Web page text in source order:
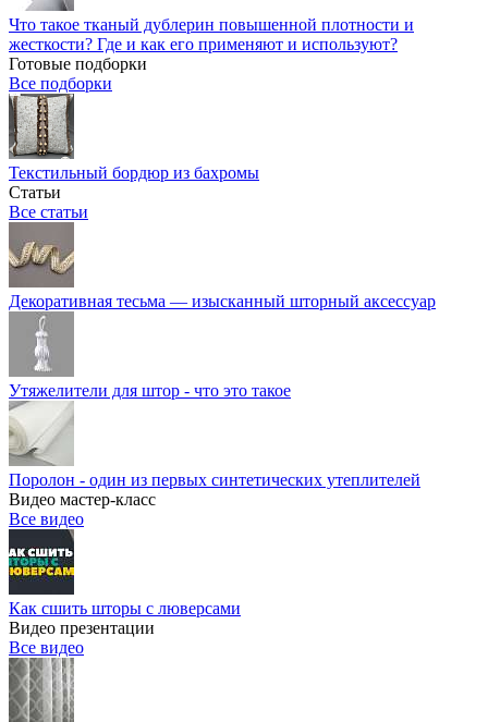
Что такое тканый дублерин повышенной плотности и
жесткости? Где и как его применяют и используют?
Готовые подборки
Все подборки
Текстильный бордюр из бахромы
Статьи
Все статьи
Декоративная тесьма — изысканный шторный аксессуар
Утяжелители для штор - что это такое
Поролон - один из первых синтетических утеплителей
Видео мастер-класс
Все видео
Как сшить шторы с люверсами
Видео презентации
Все видео